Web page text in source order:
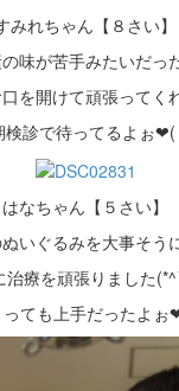
みれちゃん【８さい】
味が苦手みたいだっ
口を開けて頑張って
検診で待ってるよぉ❤(
はなちゃん【５さい】
いぐるみを大事そう
治療を頑張りました
っても上手だったよぉ